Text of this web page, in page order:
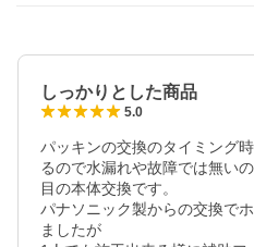
しっかりとした商品
5.0
パッキンの交換のタイミング
るので水漏れや故障では無い
目の本体交換です。
パナソニック製からの交換で
ましたが